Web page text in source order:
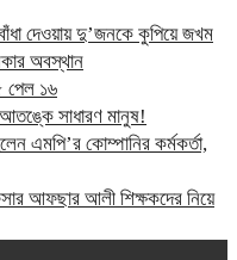
দেওয়ায় দু’জনকে কুপিয়ে জখম
অবস্থান
পেল ১৬
আতঙ্কে সাধারণ মানুষ!
এমপি’র কোম্পানির কর্মকর্তা,
আফছার আলী শিক্ষকদের নিয়ে